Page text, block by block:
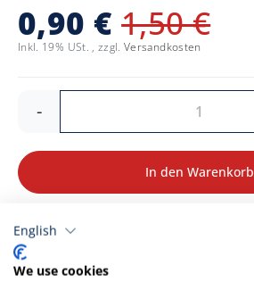
0,90 € 1,50 €
Inkl. 19% USt. , zzgl.Versandkosten
-
In den Warenkorb
Details zur Produktsicherheit
English
We use cookies